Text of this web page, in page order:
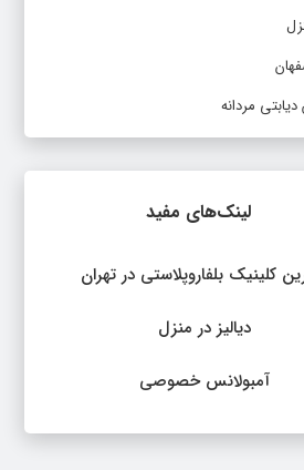
مردانه
لینک‌های مفید
کلینیک بلفاروپلاستی در تهران
دیالیز در منزل
آمبولانس خصوصی